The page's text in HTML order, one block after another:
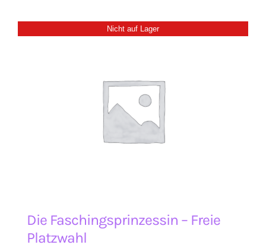
Nicht auf Lager
Die Faschingsprinzessin – Freie
Platzwahl